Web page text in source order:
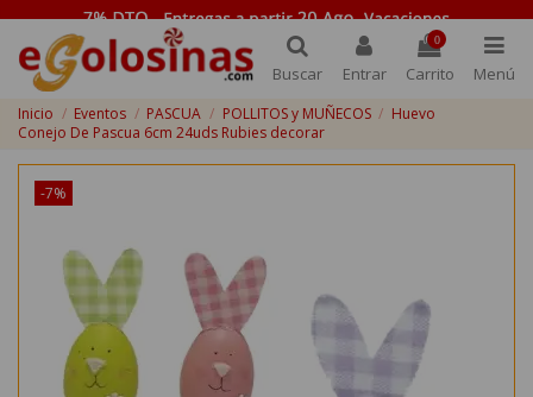
Buscar Entrar
0
Carrito Menú
Inicio Eventos PASCUA POLLITOS y MUÑECOS
Huevo
Conejo De Pascua 6cm 24uds Rubies decorar
-7%